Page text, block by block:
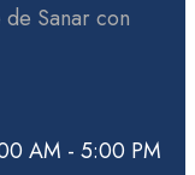
Sanar con
AM - 5:00 PM